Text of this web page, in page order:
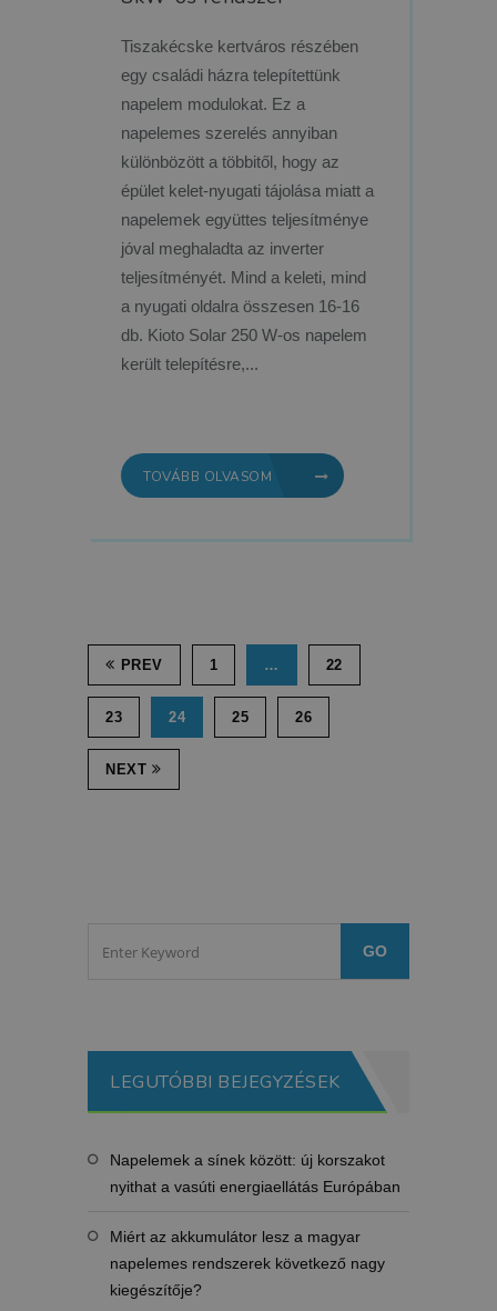
LEGUTÓBBI BEJEGYZÉSEK
Napelemek a sínek között: új korszakot
nyithat a vasúti energiaellátás Európában
Miért az akkumulátor lesz a magyar
napelemes rendszerek következő nagy
kiegészítője?
Tiszakécske kertváros részében
egy családi házra telepítettünk
napelem modulokat. Ez a
napelemes szerelés annyiban
különbözött a többitől, hogy az
épület kelet-nyugati tájolása miatt a
napelemek együttes teljesítménye
jóval meghaladta az inverter
teljesítményét. Mind a keleti, mind
a nyugati oldalra összesen 16-16
db. Kioto Solar 250 W-os napelem
került telepítésre,...
TOVÁBB OLVASOM
PREV 1 … 22
23 24 25 26
NEXT